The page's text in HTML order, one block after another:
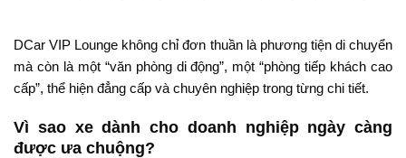
DCar VIP Lounge không chỉ đơn thuần là phương tiện di chuyển
mà còn là một “văn phòng di động”, một “phòng tiếp khách cao
cấp”, thể hiện đẳng cấp và chuyên nghiệp trong từng chi tiết.
Vì sao xe dành cho doanh nghiệp ngày càng
được ưa chuộng?